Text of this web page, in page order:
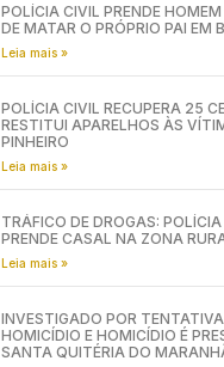
POLÍCIA CIVIL PRENDE
DE MATAR O PRÓPRIO PAI EM
Leia mais »
POLÍCIA CIVIL RECUPERA 25
RESTITUI APARELHOS ÀS
PINHEIRO
Leia mais »
TRÁFICO DE DROGAS:
PRENDE CASAL NA ZONA
Leia mais »
INVESTIGADO POR
HOMICÍDIO E HOMICÍDIO É
SANTA QUITÉRIA DO